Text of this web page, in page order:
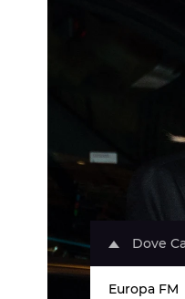
Dove
Europa FM